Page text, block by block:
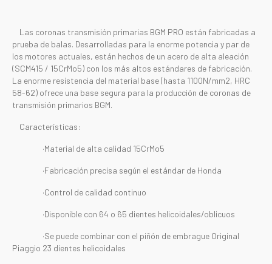
Las coronas transmisión primarias BGM PRO están fabricadas a
prueba de balas. Desarrolladas para la enorme potencia y par de
los motores actuales, están hechos de un acero de alta aleación
(SCM415 / 15CrMo5) con los más altos estándares de fabricación.
La enorme resistencia del material base (hasta 1100N/mm2, HRC
58-62) ofrece una base segura para la producción de coronas de
transmisión primarios BGM.
Características:
·Material de alta calidad 15CrMo5
·Fabricación precisa según el estándar de Honda
·Control de calidad continuo
·Disponible con 64 o 65 dientes helicoidales/oblicuos
·Se puede combinar con el piñón de embrague Original
Piaggio 23 dientes helicoidales